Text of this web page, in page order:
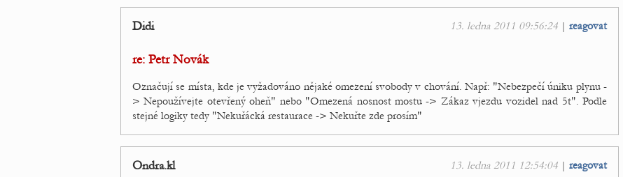
13. ledna 2011 09:56:24 | reagovat
Didi
re: Petr Novák
Označují se místa, kde je vyžadováno nějaké omezení svobody v chování. Např: "Nebezpečí úniku plynu -
> Nepoužívejte otevřený oheň" nebo "Omezená nosnost mostu -> Zákaz vjezdu vozidel nad 5t". Podle
stejné logiky tedy "Nekuřácká restaurace -> Nekuřte zde prosím"
13. ledna 2011 12:54:04 | reagovat
Ondra.kl